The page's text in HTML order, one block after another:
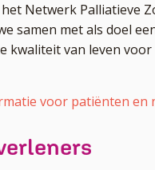
Netwerk Palliatieve
samen met als doel
kwaliteit van leven
voor patiënten en